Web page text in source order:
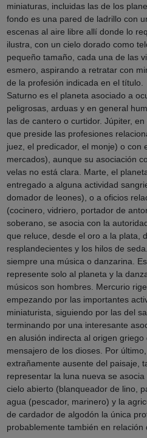
miniaturas, incluidas las de los
fondo es una pared de ladrillo con
escenas al aire libre allí donde lo
ilustra, con un cielo dorado como
pequeño tamaño, cada una de las
esmero, aspirando a retratar con
de la profesión indicada en el título.
Saturno es el planeta asociado a
peligrosas, arduas y en general
las de cantero o curtidor. Júpiter,
que preside las profesiones
juez, el predicador, el monje) o con
mercados), aunque su asociación
velas no está clara. Marte, el
entregado a alguna actividad
domador de leones), o a oficios
(cocinero, vidriero, portador de
soberano, se asocia con la
que reluce, desde el oro a la plata,
resplandecientes y los hilos de
siempre una música o danzarina.
represente solo al planeta y la
músicos son hombres. Mercurio
empezando por las importantes
miniaturista, siguiendo por las del
terminando por una interesante
en alusión indirecta al origen
mensajero de los dioses. Por
extrañamente ausente del paisaje,
representar la luna nueva se
cielo abierto (blanqueador de lino,
agua (pescador, marinero) y la
de cardador de algodón la única
probablemente también en relación